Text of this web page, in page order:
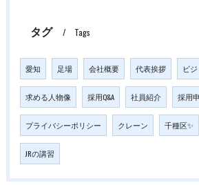
タグ Tags
愛知 足場 会社概要 代表挨拶 ビ
求める人物像 採用Q&A 社員紹介 採用
プライバシーポリシー クレーン 千種区✨
JRの講習